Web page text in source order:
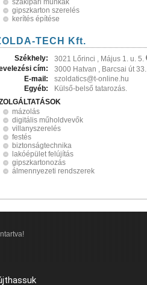
szakipari munkák
gipszkarton szerelés
kerítés építése
TECH Kft.
Székhely:
3021 Lőrinci , Május 1. u. 5.
cím:
3000 Hatvan , Barcsai út 33.
E-mail:
szoldatics@t-online.hu
Egyéb:
Külső-belső tatarozás.
mázolás
digitális műholdvevők
villanyszerelés
festés
biztonságtechnika
lakóépület felújítás
gipszkartonozás
álmennyezeti rendszerek